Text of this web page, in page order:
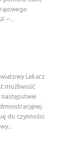
–...
Lekarz
możliwość
następstwie
do czynności